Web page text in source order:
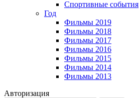
Спортивные события
Год
Фильмы 2019
Фильмы 2018
Фильмы 2017
Фильмы 2016
Фильмы 2015
Фильмы 2014
Фильмы 2013
Авторизация